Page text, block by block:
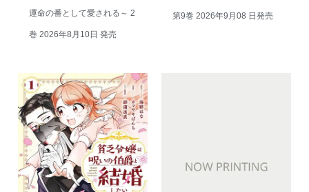
運命の番として愛される～ 2
巻 2026年8月10日 発売
第9巻 2026年9月08 日発売